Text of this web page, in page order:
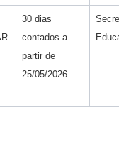
30 dias
contados a
partir de
25/05/2026